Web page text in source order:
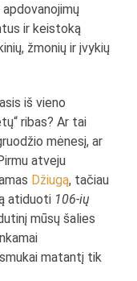
ir keistoką
žmonių ir įvykių
iš vieno
ribas? Ar tai
mėnesį, ar
atveju
Džiugą, tačiau
atiduoti 106-ių
mūsų šalies
matantį tik